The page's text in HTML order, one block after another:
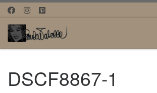
Passa al contenuto
DSCF8867-1